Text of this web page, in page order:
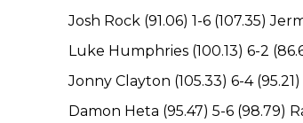
Josh Rock (91.06) 1-6 (107.35)
Luke Humphries (100.13) 6-2
Jonny Clayton (105.33) 6-4
Damon Heta (95.47) 5-6 (98.79)